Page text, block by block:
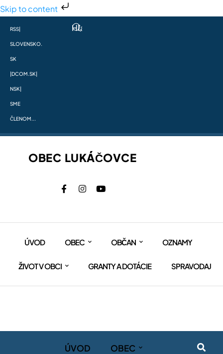
Skip to content
RSS|
SLOVENSKO.
SK
|DCOM.SK|
NSK|
SME
ČLENOM...
OBEC LUKÁČOVCE
ÚVOD OBEC OBČAN OZNAMY
ŽIVOT V OBCI GRANTY A DOTÁCIE SPRAVODAJ
ÚVOD OBEC